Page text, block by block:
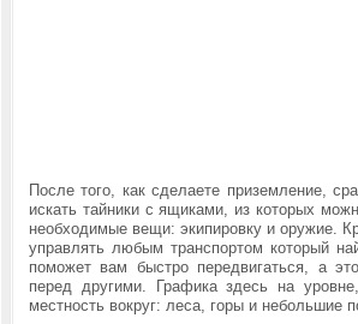
После того, как сделаете приземление,
искать тайники с ящиками, из которых
необходимые вещи: экипировку и оружие.
управлять любым транспортом который
поможет вам быстро передвигаться, а
перед другими. Графика здесь на
местность вокруг: леса, горы и небольшие